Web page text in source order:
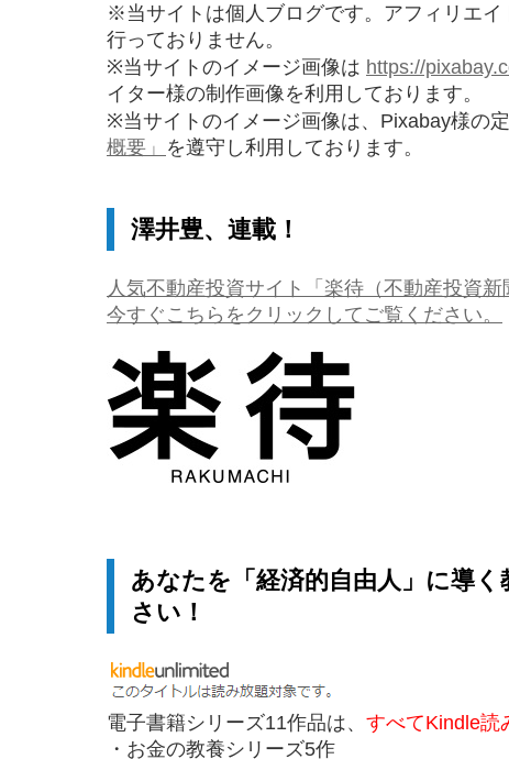
※当サイトは個人ブログです。アフィリエ
行っておりません。
※当サイトのイメージ画像は https://
イター様の制作画像を利用しております。
※当サイトのイメージ画像は、Pixabay様の
概要」 を遵守し利用しております。
澤井豊、連載！
人気不動産投資サイト「楽待（不動産投資新
今すぐこちらをクリックしてご覧ください。
あなたを「経済的自由人」に導
さい！
電子書籍シリーズ11作品は、 すべてKindle読
・お金の教養シリーズ5作